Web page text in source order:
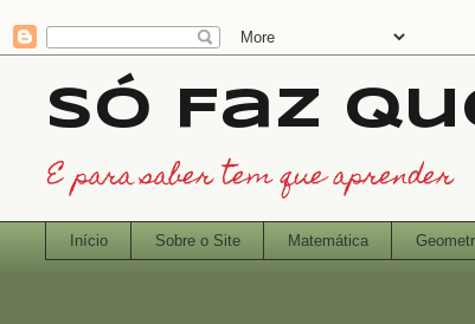
Só Faz
E para saber tem que aprender
Início Sobre o Site Matemática